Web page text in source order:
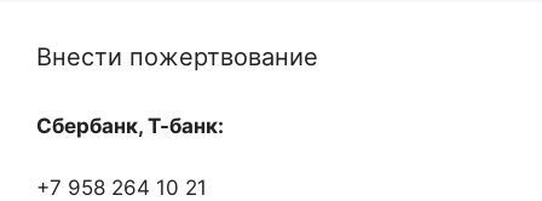
Внести пожертвование
Сбербанк, Т-банк:
+7 958 264 10 21